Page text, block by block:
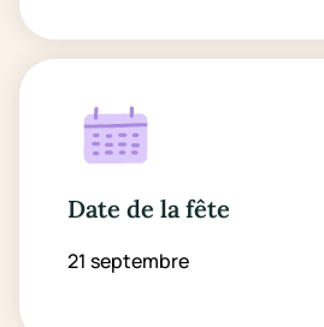
Date de la fête
21 septembre